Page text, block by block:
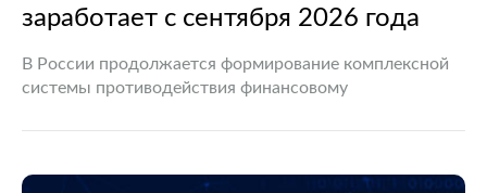
заработает с сентября 2026 года
В России продолжается формирование комплексной
системы противодействия финансовому
единой государственной системы учета платежных
называемых дропперов — граждан, чьи банковские…